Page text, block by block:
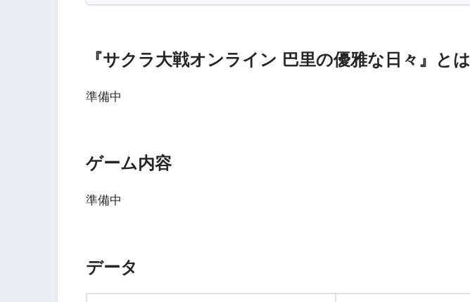
『サクラ大戦オンライン 巴里の優雅な日々』とは
準備中
ゲーム内容
準備中
データ